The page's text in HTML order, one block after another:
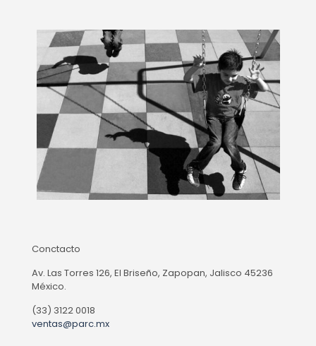
Conctacto
Av. Las Torres 126, El Briseño, Zapopan, Jalisco 45236
México.
(33) 3122 0018
ventas@parc.mx